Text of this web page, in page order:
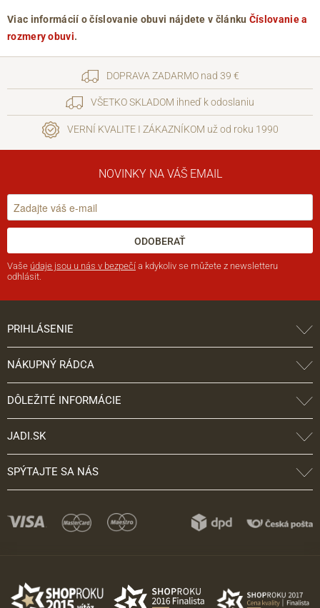
Viac informácií o číslovanie obuvi nájdete v článku Číslovanie a
rozmery obuvi.
DOPRAVA ZADARMO nad 39 €
VŠETKO SKLADOM ihneď k odoslaniu
VERNÍ KVALITE I ZÁKAZNÍKOM už od roku 1990
NOVINKY NA VÁŠ EMAIL
ODOBERAŤ
Vaše údaje jsou u nás v bezpečí a kdykoliv se můžete z newsletteru
odhlásit.
PRIHLÁSENIE
NÁKUPNÝ RÁDCA
DÔLEŽITÉ INFORMÁCIE
JADI.SK
SPÝTAJTE SA NÁS